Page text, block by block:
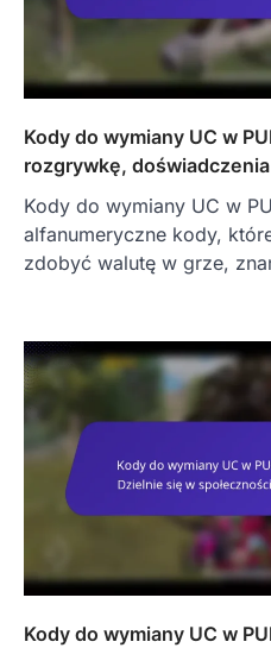
Kody do wymiany UC w
rozgrywkę,
Kody do wymiany UC w
alfanumeryczne kody,
zdobyć walutę w grze,
Kody do wymiany UC w